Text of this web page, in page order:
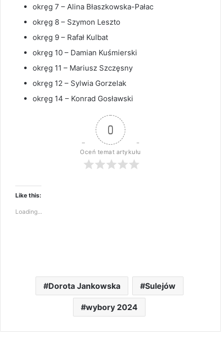
okręg 7 – Alina Błaszkowska-Pałac
okręg 8 – Szymon Leszto
okręg 9 – Rafał Kulbat
okręg 10 – Damian Kuśmierski
okręg 11 – Mariusz Szczęsny
okręg 12 – Sylwia Gorzelak
okręg 14 – Konrad Gosławski
0
Oceń temat artykułu
Like this:
Loading...
Dorota Jankowska Sulejów
wybory 2024